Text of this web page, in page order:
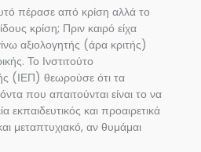
πέρασε από κρίση αλλά το
κρίση; Πριν καιρό είχα
αξιολογητής (άρα κριτής)
Το Ινστιτούτο
(ΙΕΠ) θεωρούσε ότι τα
που απαιτούνται είναι το να
εκπαιδευτικός και προαιρετικά
μεταπτυχιακό, αν θυμάμαι